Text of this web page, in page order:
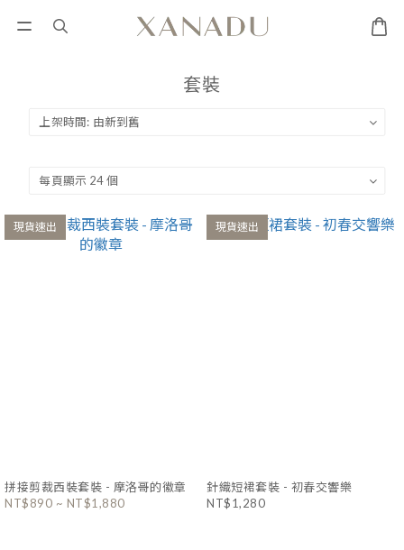
套裝
現貨速出
拼接剪裁西裝套裝 - 摩洛哥的徽章
NT$890 ~ NT$1,880
現貨速出
針織短裙套裝 - 初春交響樂
NT$1,280